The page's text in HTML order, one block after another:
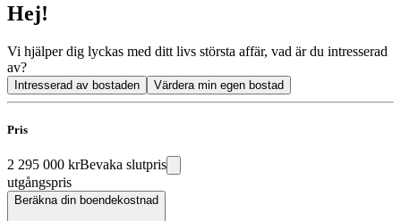
Hej!
Vi hjälper dig lyckas med ditt livs största affär, vad är du intresserad
av?
Intresserad av bostaden Värdera min egen bostad
Pris
2 295 000 krBevaka slutpris
utgångspris
Beräkna din boendekostnad